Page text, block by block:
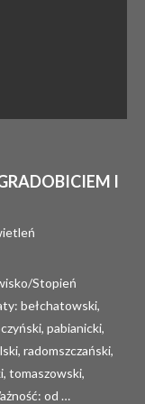
I
Stopień
bełchatowski,
pabianicki,
radomszczański,
tomaszowski,
od …